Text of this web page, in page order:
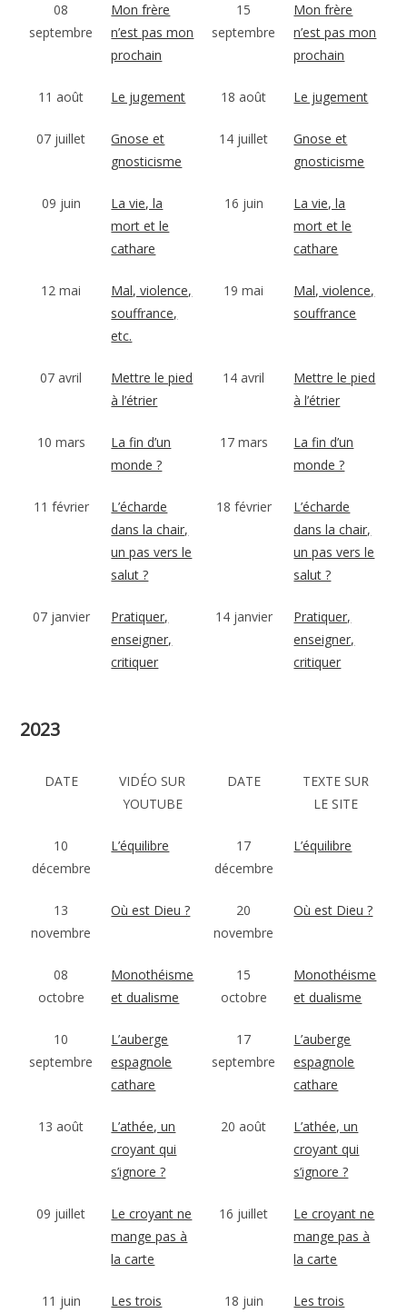
08
septembre
Mon frère
n’est pas mon
prochain
15
septembre
Mon frère
n’est pas mon
prochain
11 août Le jugement 18 août Le jugement
07 juillet
Gnose et
gnosticisme
14 juillet
Gnose et
gnosticisme
09 juin
La vie, la
mort et le
cathare
16 juin
La vie, la
mort et le
cathare
12 mai
Mal, violence,
souffrance,
etc.
19 mai
Mal, violence,
souffrance
07 avril
Mettre le pied
à l’étrier
14 avril
Mettre le pied
à l’étrier
10 mars
La fin d’un
monde ?
17 mars
La fin d’un
monde ?
11 février
L’écharde
dans la chair,
un pas vers le
salut ?
18 février
L’écharde
dans la chair,
un pas vers le
salut ?
07 janvier
Pratiquer,
enseigner,
critiquer
14 janvier
Pratiquer,
enseigner,
critiquer
2023
DATE
VIDÉO SUR
YOUTUBE
DATE
TEXTE SUR
LE SITE
10
décembre
L’équilibre
17
décembre
L’équilibre
13
novembre
Où est Dieu ?
20
novembre
Où est Dieu ?
08
octobre
Monothéisme
et dualisme
15
octobre
Monothéisme
et dualisme
10
septembre
L’auberge
espagnole
cathare
17
septembre
L’auberge
espagnole
cathare
13 août
L’athée, un
croyant qui
s’ignore ?
20 août
L’athée, un
croyant qui
s’ignore ?
09 juillet
Le croyant ne
mange pas à
la carte
16 juillet
Le croyant ne
mange pas à
la carte
11 juin
Les trois
18 juin
Les trois